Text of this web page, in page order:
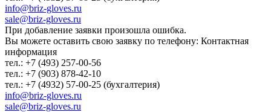
info@briz-gloves.ru
sale@briz-gloves.ru
При добавление заявки произошла ошибка.
Вы можете оставить свою заявку по телефону: Контактная
информация
тел.: +7 (493) 257-00-56
тел.: +7 (903) 878-42-10
тел.: +7 (4932) 57-00-25 (бухгалтерия)
info@briz-gloves.ru
sale@briz-gloves.ru